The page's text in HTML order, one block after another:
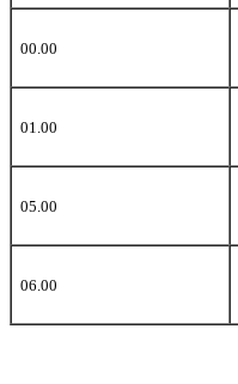
00.00
01.00
05.00
06.00